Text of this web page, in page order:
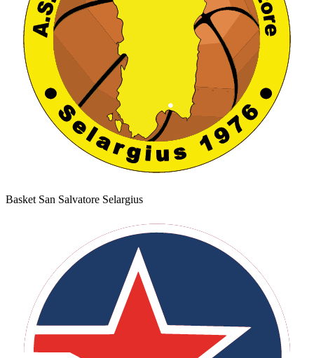
Basket San Salvatore Selargius